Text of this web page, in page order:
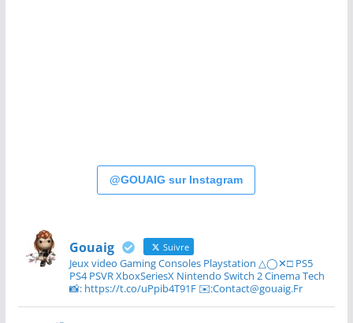
@GOUAIG sur Instagram
Gouaig Suivre
Jeux video Gaming Consoles Playstation △◯✕□ PS5
PS4 PSVR XboxSeriesX Nintendo Switch 2 Cinema Tech
📸: https://t.co/uPpib4T91F ✉️:Contact@gouaig.Fr